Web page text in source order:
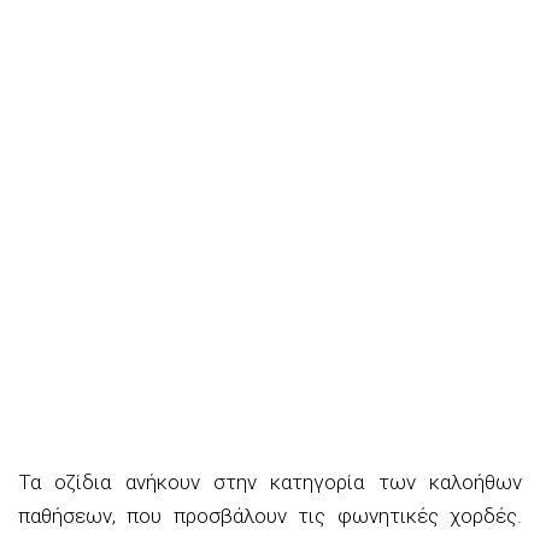
Τα οζίδια ανήκουν στην κατηγορία των καλοήθων
παθήσεων, που προσβάλουν τις φωνητικές χορδές.